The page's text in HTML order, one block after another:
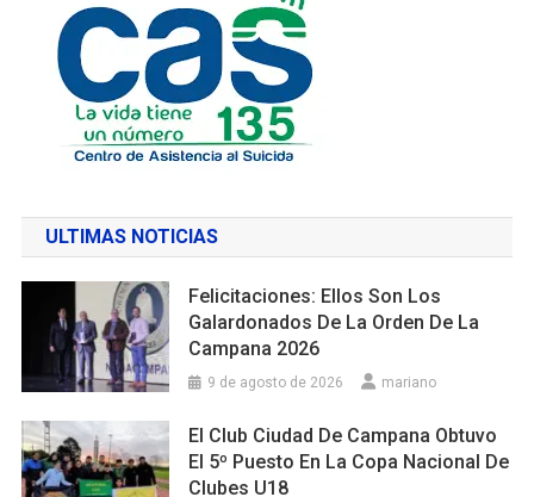
ULTIMAS NOTICIAS
Felicitaciones: Ellos Son Los
Galardonados De La Orden De La
Campana 2026
9 de agosto de 2026 mariano
El Club Ciudad De Campana Obtuvo
El 5º Puesto En La Copa Nacional De
Clubes U18